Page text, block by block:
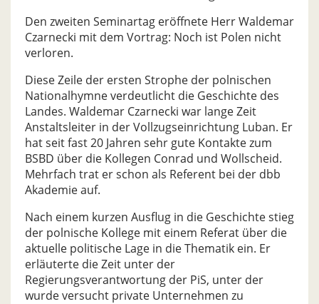
Den zweiten Seminartag eröffnete Herr Waldemar
Czarnecki mit dem Vortrag: Noch ist Polen nicht
verloren.
Diese Zeile der ersten Strophe der polnischen
Nationalhymne verdeutlicht die Geschichte des
Landes. Waldemar Czarnecki war lange Zeit
Anstaltsleiter in der Vollzugseinrichtung Luban. Er
hat seit fast 20 Jahren sehr gute Kontakte zum
BSBD über die Kollegen Conrad und Wollscheid.
Mehrfach trat er schon als Referent bei der dbb
Akademie auf.
Nach einem kurzen Ausflug in die Geschichte stieg
der polnische Kollege mit einem Referat über die
aktuelle politische Lage in die Thematik ein. Er
erläuterte die Zeit unter der
Regierungsverantwortung der PiS, unter der
wurde versucht private Unternehmen zu